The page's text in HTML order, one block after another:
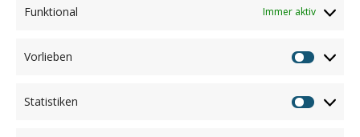
Funktional Immer aktiv
Vorlieben
Statistiken